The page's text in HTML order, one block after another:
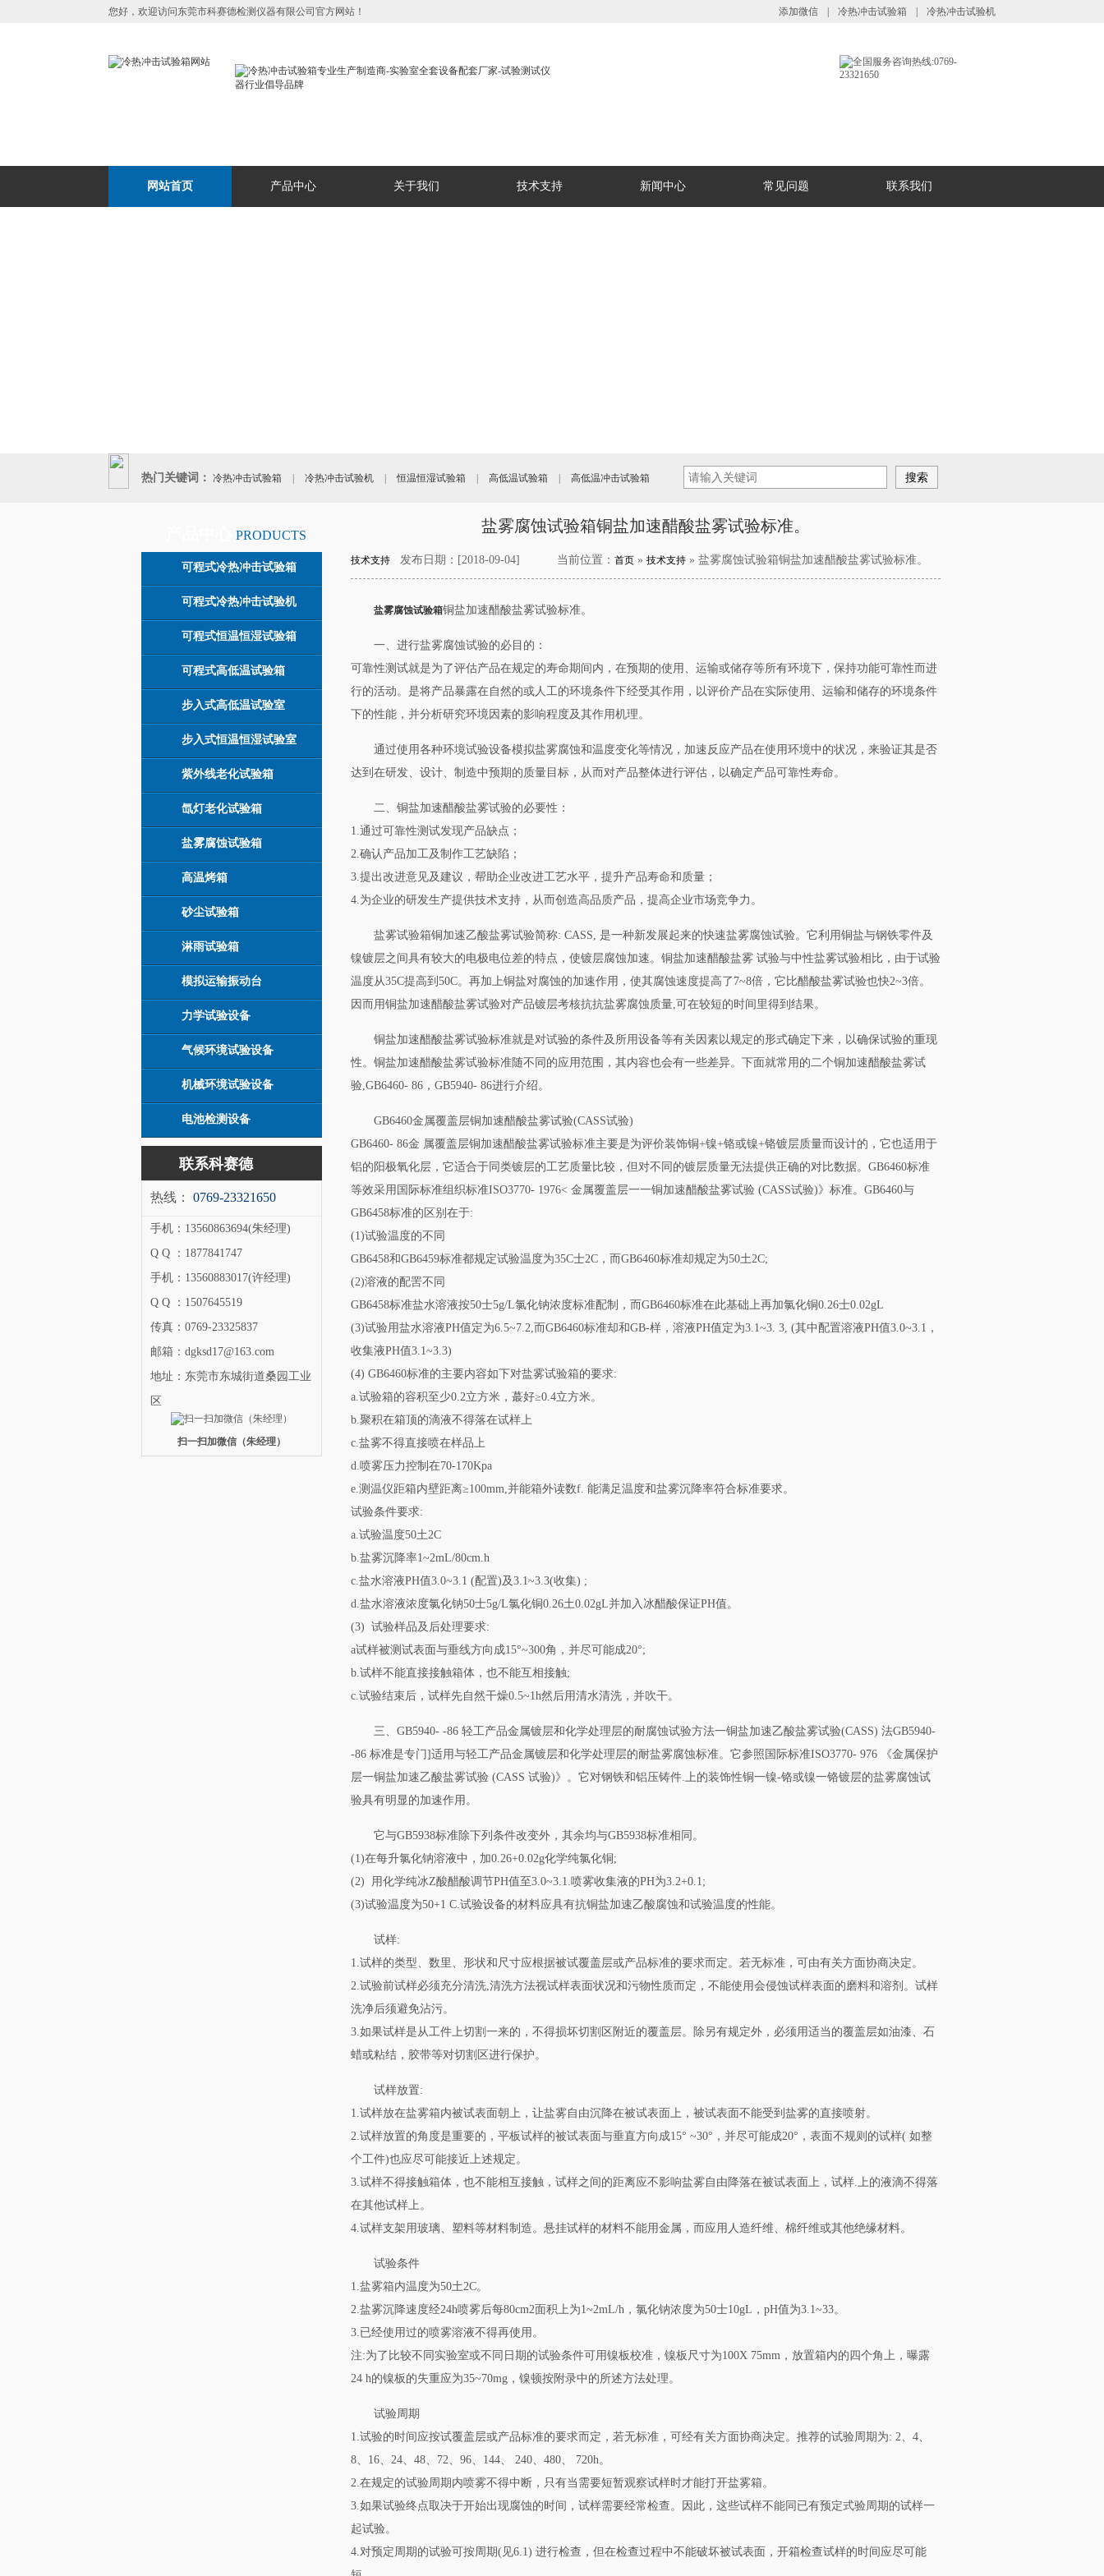
您好，欢迎访问东莞市科赛德检测仪器有限公司官方网站！ 添加微信 冷热冲击试验箱 冷热冲击试验机
网站首页 产品中心 关于我们 技术支持 新闻中心 常见问题 联系我们
热门关键词： 冷热冲击试验箱 冷热冲击试验机 恒温恒湿试验箱 高低温试验箱 高低温冲击试验箱
PRODUCTS
可程式冷热冲击试验箱
可程式冷热冲击试验机
可程式恒温恒湿试验箱
可程式高低温试验箱
步入式高低温试验室
步入式恒温恒湿试验室
紫外线老化试验箱
氙灯老化试验箱
盐雾腐蚀试验箱
高温烤箱
砂尘试验箱
淋雨试验箱
模拟运输振动台
力学试验设备
气候环境试验设备
机械环境试验设备
电池检测设备
联系科赛德
热线： 0769-23321650
手机：13560863694(朱经理)
Q Q ：1877841747
手机：13560883017(许经理)
Q Q ：1507645519
传真：0769-23325837
邮箱：dgksd17@163.com
地址：东莞市东城街道桑园工业
区
扫一扫加微信（朱经理）
盐雾腐蚀试验箱铜盐加速醋酸盐雾试验标准。
当前位置： 首页 » 技术支持 » 盐雾腐蚀试验箱铜盐加速醋酸盐雾试验标准。
技术支持 发布日期：[2018-09-04]
盐雾腐蚀试验箱铜盐加速醋酸盐雾试验标准。
一、进行盐雾腐蚀试验的必目的：
可靠性测试就是为了评估产品在规定的寿命期间内，在预期的使用、运输或储存等所有环境下，保持功能可靠性而进
行的活动。是将产品暴露在自然的或人工的环境条件下经受其作用，以评价产品在实际使用、运输和储存的环境条件
下的性能，并分析研究环境因素的影响程度及其作用机理。
通过使用各种环境试验设备模拟盐雾腐蚀和温度变化等情况，加速反应产品在使用环境中的状况，来验证其是否
达到在研发、设计、制造中预期的质量目标，从而对产品整体进行评估，以确定产品可靠性寿命。
二、铜盐加速醋酸盐雾试验的必要性：
1.通过可靠性测试发现产品缺点；
2.确认产品加工及制作工艺缺陷；
3.提出改进意见及建议，帮助企业改进工艺水平，提升产品寿命和质量；
4.为企业的研发生产提供技术支持，从而创造高品质产品，提高企业市场竞争力。
盐雾试验箱铜加速乙酸盐雾试验简称: CASS, 是一种新发展起来的快速盐雾腐蚀试验。它利用铜盐与钢铁零件及
镍镀层之间具有较大的电极电位差的特点，使镀层腐蚀加速。铜盐加速醋酸盐雾 试验与中性盐雾试验相比，由于试验
温度从35C提高到50C。再加上铜盐对腐蚀的加速作用，使其腐蚀速度提高了7~8倍，它比醋酸盐雾试验也快2~3倍。
因而用铜盐加速醋酸盐雾试验对产品镀层考核抗抗盐雾腐蚀质量,可在较短的时间里得到结果。
铜盐加速醋酸盐雾试验标准就是对试验的条件及所用设备等有关因素以规定的形式确定下来，以确保试验的重现
性。铜盐加速醋酸盐雾试验标准随不同的应用范围，其内容也会有一些差异。下面就常用的二个铜加速醋酸盐雾试
验,GB6460- 86，GB5940- 86进行介绍。
GB6460金属覆盖层铜加速醋酸盐雾试验(CASS试验)
GB6460- 86金 属覆盖层铜加速醋酸盐雾试验标准主要是为评价装饰铜+镍+铬或镍+铬镀层质量而设计的，它也适用于
铝的阳极氧化层，它适合于同类镀层的工艺质量比较，但对不同的镀层质量无法提供正确的对比数据。GB6460标准
等效采用国际标准组织标准ISO3770- 1976< 金属覆盖层一一铜加速醋酸盐雾试验 (CASS试验)》标准。GB6460与
GB6458标准的区别在于:
(1)试验温度的不同
GB6458和GB6459标准都规定试验温度为35C士2C，而GB6460标准却规定为50土2C;
(2)溶液的配罟不同
GB6458标准盐水溶液按50士5g/L氯化钠浓度标准配制，而GB6460标准在此基础上再加氯化铜0.26士0.02gL
(3)试验用盐水溶液PH值定为6.5~7.2,而GB6460标准却和GB-样，溶液PH值定为3.1~3. 3, (其中配置溶液PH值3.0~3.1，
收集液PH值3.1~3.3)
(4) GB6460标准的主要内容如下对盐雾试验箱的要求:
a.试验箱的容积至少0.2立方米，蕞好≥0.4立方米。
b.聚积在箱顶的滴液不得落在试样上
c.盐雾不得直接喷在样品上
d.喷雾压力控制在70-170Kpa
e.测温仪距箱内壁距离≥100mm,并能箱外读数f. 能满足温度和盐雾沉降率符合标准要求。
试验条件要求:
a.试验温度50土2C
b.盐雾沉降率1~2mL/80cm.h
c.盐水溶液PH值3.0~3.1 (配置)及3.1~3.3(收集) ;
d.盐水溶液浓度氯化钠50士5g/L氯化铜0.26土0.02gL并加入冰醋酸保证PH值。
(3) 试验样品及后处理要求:
a试样被测试表面与垂线方向成15°~300角，并尽可能成20°;
b.试样不能直接接触箱体，也不能互相接触;
c.试验结束后，试样先自然干燥0.5~1h然后用清水清洗，并吹干。
三、GB5940- -86 轻工产品金属镀层和化学处理层的耐腐蚀试验方法一铜盐加速乙酸盐雾试验(CASS) 法GB5940-
-86 标准是专门]适用与轻工产品金属镀层和化学处理层的耐盐雾腐蚀标准。它参照国际标准ISO3770- 976 《金属保护
层一铜盐加速乙酸盐雾试验 (CASS 试验)》。它对钢铁和铝压铸件.上的装饰性铜一镍-铬或镍一铬镀层的盐雾腐蚀试
验具有明显的加速作用。
它与GB5938标准除下列条件改变外，其余均与GB5938标准相同。
(1)在每升氯化钠溶液中，加0.26+0.02g化学纯氯化铜;
(2) 用化学纯冰Z酸醋酸调节PH值至3.0~3.1.喷雾收集液的PH为3.2+0.1;
(3)试验温度为50+1 C.试验设备的材料应具有抗铜盐加速乙酸腐蚀和试验温度的性能。
试样:
1.试样的类型、数里、形状和尺寸应根据被试覆盖层或产品标准的要求而定。若无标准，可由有关方面协商决定。
2.试验前试样必须充分清洗,清洗方法视试样表面状况和污物性质而定，不能使用会侵蚀试样表面的磨料和溶剂。试样
洗净后须避免沾污。
3.如果试样是从工件上切割一来的，不得损坏切割区附近的覆盖层。除另有规定外，必须用适当的覆盖层如油漆、石
蜡或粘结，胶带等对切割区进行保护。
试样放置:
1.试样放在盐雾箱内被试表面朝上，让盐雾自由沉降在被试表面上，被试表面不能受到盐雾的直接喷射。
2.试样放置的角度是重要的，平板试样的被试表面与垂直方向成15° ~30°，并尽可能成20°，表面不规则的试样( 如整
个工件)也应尽可能接近上述规定。
3.试样不得接触箱体，也不能相互接触，试样之间的距离应不影响盐雾自由降落在被试表面上，试样.上的液滴不得落
在其他试样上。
4.试样支架用玻璃、塑料等材料制造。悬挂试样的材料不能用金属，而应用人造纤维、棉纤维或其他绝缘材料。
试验条件
1.盐雾箱内温度为50土2C。
2.盐雾沉降速度经24h喷雾后每80cm2面积上为1~2mL/h，氯化钠浓度为50士10gL，pH值为3.1~33。
3.已经使用过的喷雾溶液不得再使用。
注:为了比较不同实验室或不同日期的试验条件可用镍板校准，镍板尺寸为100X 75mm，放置箱内的四个角上，曝露
24 h的镍板的失重应为35~70mg，镍顿按附录中的所述方法处理。
试验周期
1.试验的时间应按试覆盖层或产品标准的要求而定，若无标准，可经有关方面协商决定。推荐的试验周期为: 2、4、
8、16、24、48、72、96、144、 240、480、 720h。
2.在规定的试验周期内喷雾不得中断，只有当需要短暂观察试样时才能打开盐雾箱。
3.如果试验终点取决于开始出现腐蚀的时间，试样需要经常检查。因此，这些试样不能同已有预定式验周期的试样一
起试验。
4.对预定周期的试验可按周期(见6.1) 进行检查，但在检查过程中不能破坏被试表面，开箱检查试样的时间应尽可能